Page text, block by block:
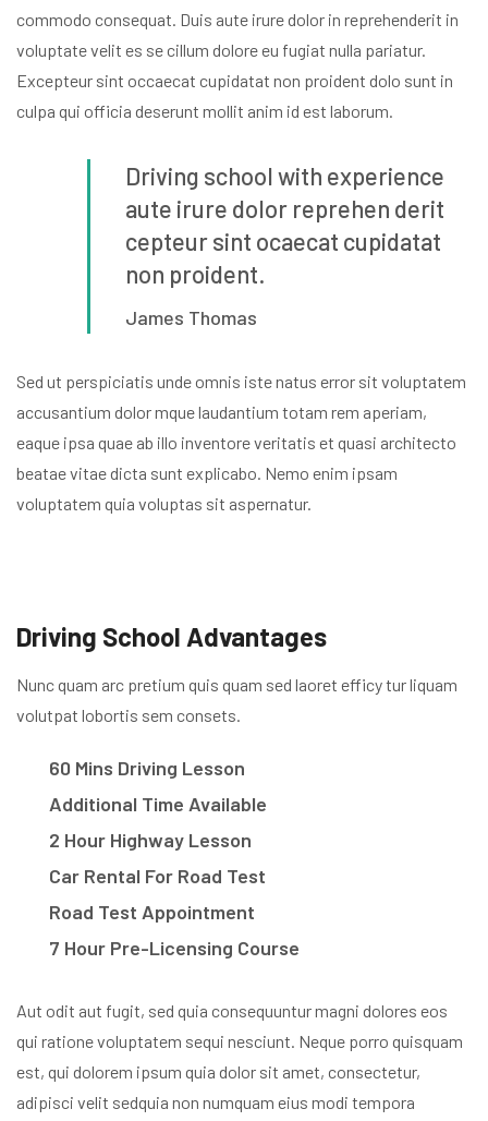
commodo consequat. Duis aute irure dolor in reprehenderit in
voluptate velit es se cillum dolore eu fugiat nulla pariatur.
Excepteur sint occaecat cupidatat non proident dolo sunt in
culpa qui officia deserunt mollit anim id est laborum.
Driving school with experience
aute irure dolor reprehen derit
cepteur sint ocaecat cupidatat
non proident.
James Thomas
Sed ut perspiciatis unde omnis iste natus error sit voluptatem
accusantium dolor mque laudantium totam rem aperiam,
eaque ipsa quae ab illo inventore veritatis et quasi architecto
beatae vitae dicta sunt explicabo. Nemo enim ipsam
voluptatem quia voluptas sit aspernatur.
Driving School Advantages
Nunc quam arc pretium quis quam sed laoret efficy tur liquam
volutpat lobortis sem consets.
60 Mins Driving Lesson
Additional Time Available
2 Hour Highway Lesson
Car Rental For Road Test
Road Test Appointment
7 Hour Pre-Licensing Course
Aut odit aut fugit, sed quia consequuntur magni dolores eos
qui ratione voluptatem sequi nesciunt. Neque porro quisquam
est, qui dolorem ipsum quia dolor sit amet, consectetur,
adipisci velit sedquia non numquam eius modi tempora